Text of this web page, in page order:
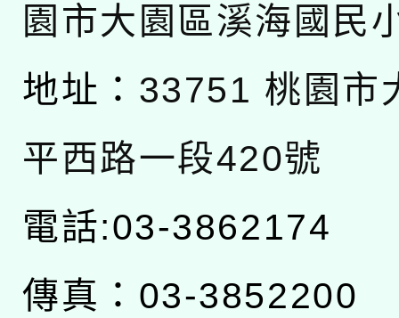
園市大園區溪海國民
地址： 33751 桃園市
平西路一段420號
電話:03-3862174
傳真：03-3852200